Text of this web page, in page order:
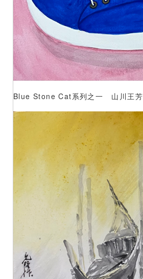
Blue Stone Cat系列之一 山川王芳